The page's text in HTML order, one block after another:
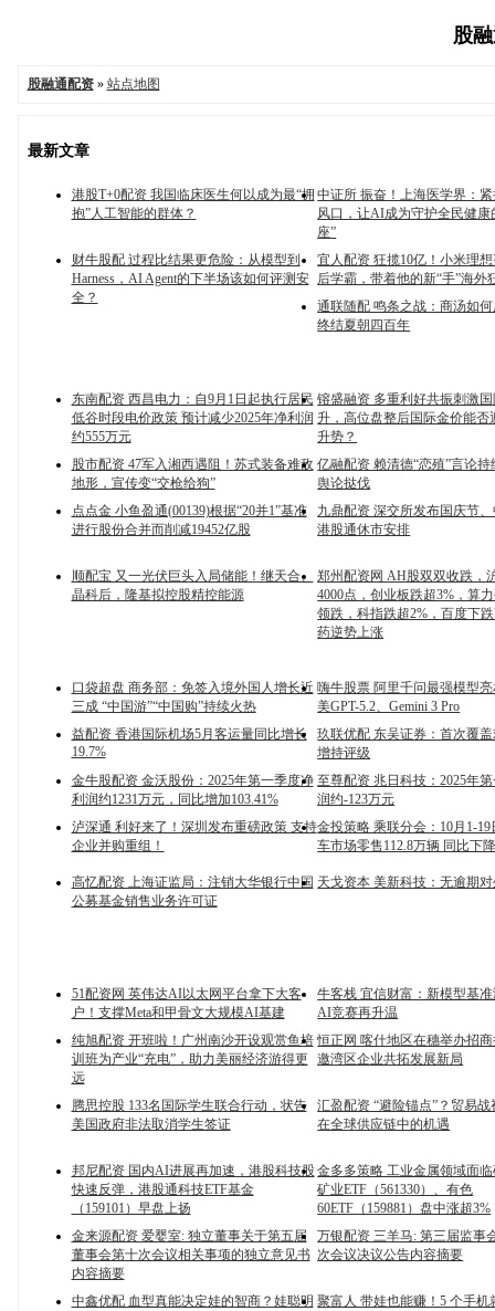
股
股融通配资» 站点地图
最新文章
港股T+0配资 我国临床医生何以成为最“拥
抱”人工智能的群体？
中证所 振奋！上海医学界：
风口，让AI成为守护全民健康
座”
财牛股配 过程比结果更危险：从模型到
Harness，AI Agent的下半场该如何评测安
全？
宜人配资 狂揽10亿！小米理
后学霸，带着他的新“手”海外
通联随配 鸣条之战：商汤如
终结夏朝四百年
东南配资 西昌电力：自9月1日起执行居民
低谷时段电价政策 预计减少2025年净利润
约555万元
镕盛融资 多重利好共振刺激
升，高位盘整后国际金价能否
升势？
股市配资 47军入湘西遇阻！苏式装备难敌
地形，宣传变“交枪给狗”
亿融配资 赖清德“恋殖”言论
舆论挞伐
点点金 小鱼盈通(00139)根据“20并1”基准
进行股份合并而削减19452亿股
九鼎配资 深交所发布国庆节
港股通休市安排
顺配宝 又一光伏巨头入局储能！继天合、
晶科后，隆基拟控股精控能源
郑州配资网 AH股双双收跌，
4000点，创业板跌超3%，算
领跌，科指跌超2%，百度下
药逆势上涨
口袋超盘 商务部：免签入境外国人增长近
三成 “中国游”“中国购”持续火热
嗨牛股票 阿里千问最强模型
美GPT-5.2、Gemini 3 Pro
益配资 香港国际机场5月客运量同比增长
19.7%
玖联优配 东吴证券：首次覆
增持评级
金牛股配资 金沃股份：2025年第一季度净
利润约1231万元，同比增加103.41%
至尊配资 兆日科技：2025年
润约-123万元
泸深通 利好来了！深圳发布重磅政策 支持
企业并购重组！
金投策略 乘联分会：10月1-
车市场零售112.8万辆 同比下
高忆配资 上海证监局：注销大华银行中国
公募基金销售业务许可证
天戈资本 美新科技：无逾期
51配资网 英伟达AI以太网平台拿下大客
户！支撑Meta和甲骨文大规模AI基建
牛客栈 宜信财富：新模型基
AI竞赛再升温
纯旭配资 开班啦！广州南沙开设观赏鱼培
训班为产业“充电”，助力美丽经济游得更
远
恒正网 喀什地区在穗举办招
邀湾区企业共拓发展新局
腾思控股 133名国际学生联合行动，状告
美国政府非法取消学生签证
汇盈配资 “避险锚点”？贸易
在全球供应链中的机遇
邦尼配资 国内AI进展再加速，港股科技股
快速反弹，港股通科技ETF基金
（159101）早盘上扬
金多多策略 工业金属领域面
矿业ETF（561330）、有色
60ETF（159881）盘中涨超3%
金来源配资 爱婴室: 独立董事关于第五届
董事会第十次会议相关事项的独立意见书
内容摘要
万银配资 三羊马: 第三届监事
次会议决议公告内容摘要
中鑫优配 血型真能决定娃的智商？娃聪明 聚富人 带娃也能赚！5 个手机